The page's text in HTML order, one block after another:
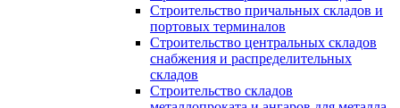
Строительство причальных складов и
портовых терминалов
Строительство центральных складов
снабжения и распределительных
складов
Строительство складов